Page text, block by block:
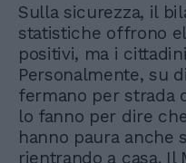
Sulla sicurezza, il
statistiche offrono
positivi, ma i
Personalmente, su
fermano per strada
lo fanno per dire
hanno paura anche
rientrando a casa. Il